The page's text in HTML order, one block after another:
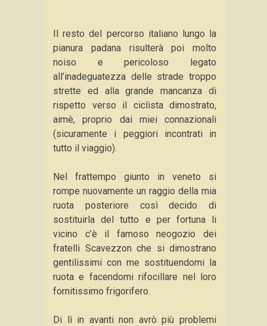
Il resto del percorso italiano lungo la
pianura padana risulterà poi molto
noiso e pericoloso legato
all’inadeguatezza delle strade troppo
strette ed alla grande mancanza di
rispetto verso il ciclista dimostrato,
aimè, proprio dai miei connazionali
(sicuramente i peggiori incontrati in
tutto il viaggio).
Nel frattempo giunto in veneto si
rompe nuovamente un raggio della mia
ruota posteriore così decido di
sostituirla del tutto e per fortuna li
vicino c’è il famoso neogozio dei
fratelli Scavezzon che si dimostrano
gentilissimi con me sostituendomi la
ruota e facendomi rifocillare nel loro
fornitissimo frigorifero.
Di lì in avanti non avrò più problemi